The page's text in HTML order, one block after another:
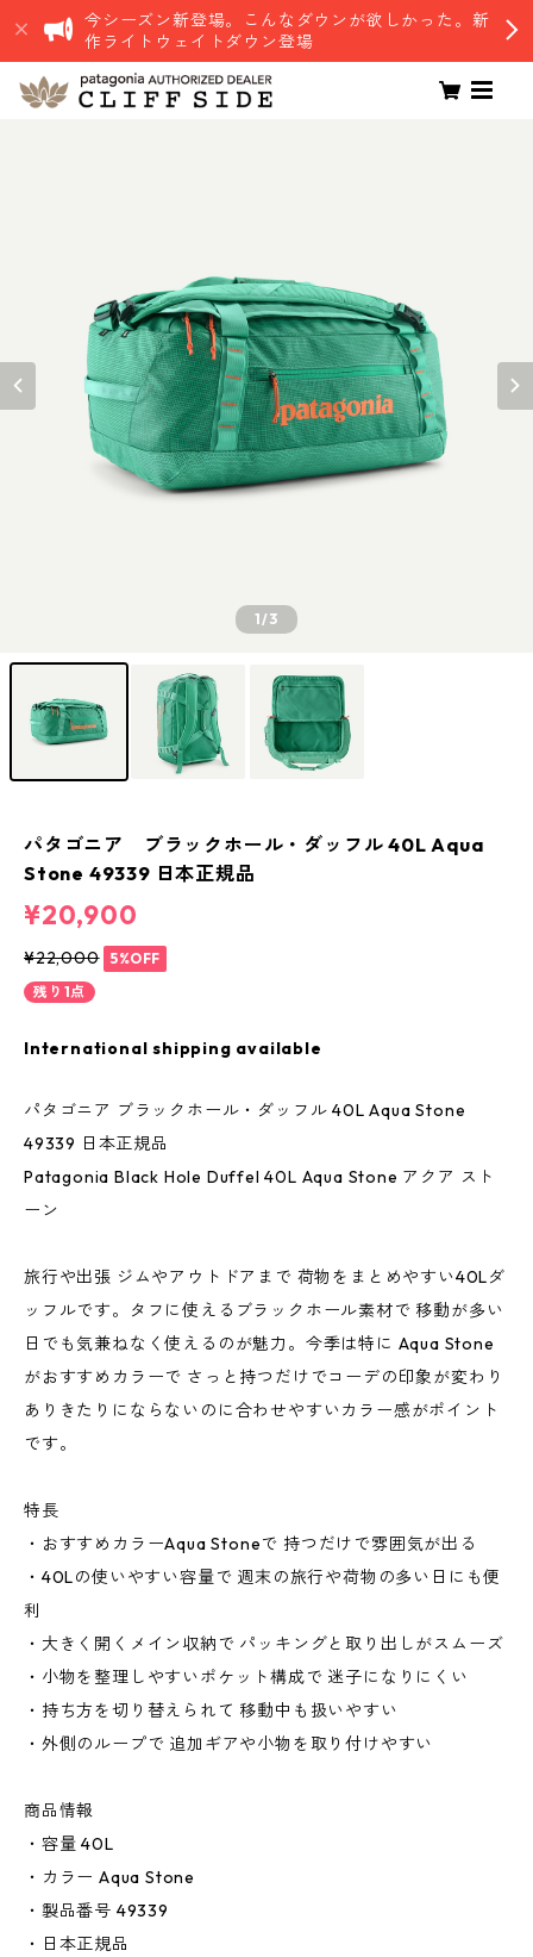
今シーズン新登場。こんなダウンが欲しかった。新
作ライトウェイトダウン登場
1/3
パタゴニア ブラックホール・ダッフル 40L Aqua
Stone 49339 日本正規品
¥20,900
¥22,000
5%OFF
残り1点
International shipping available
パタゴニア ブラックホール・ダッフル 40L Aqua Stone
49339 日本正規品
Patagonia Black Hole Duffel 40L Aqua Stone アクア スト
ーン
旅行や出張 ジムやアウトドアまで 荷物をまとめやすい40Lダ
ッフルです。タフに使えるブラックホール素材で 移動が多い
日でも気兼ねなく使えるのが魅力。今季は特に Aqua Stone
がおすすめカラーで さっと持つだけでコーデの印象が変わり
ありきたりにならないのに合わせやすいカラー感がポイント
です。
特長
・おすすめカラーAqua Stoneで 持つだけで雰囲気が出る
・40Lの使いやすい容量で 週末の旅行や荷物の多い日にも便
利
・大きく開くメイン収納で パッキングと取り出しがスムーズ
・小物を整理しやすいポケット構成で 迷子になりにくい
・持ち方を切り替えられて 移動中も扱いやすい
・外側のループで 追加ギアや小物を取り付けやすい
商品情報
・容量 40L
・カラー Aqua Stone
・製品番号 49339
・日本正規品